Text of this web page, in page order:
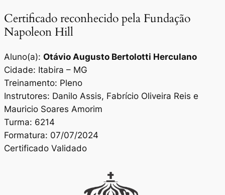
Certificado reconhecido pela Fundação
Napoleon Hill
Aluno(a): Otávio Augusto Bertolotti Herculano
Cidade: Itabira – MG
Treinamento: Pleno
Instrutores: Danilo Assis, Fabrício Oliveira Reis e
Mauricio Soares Amorim
Turma: 6214
Formatura: 07/07/2024
Certificado Validado